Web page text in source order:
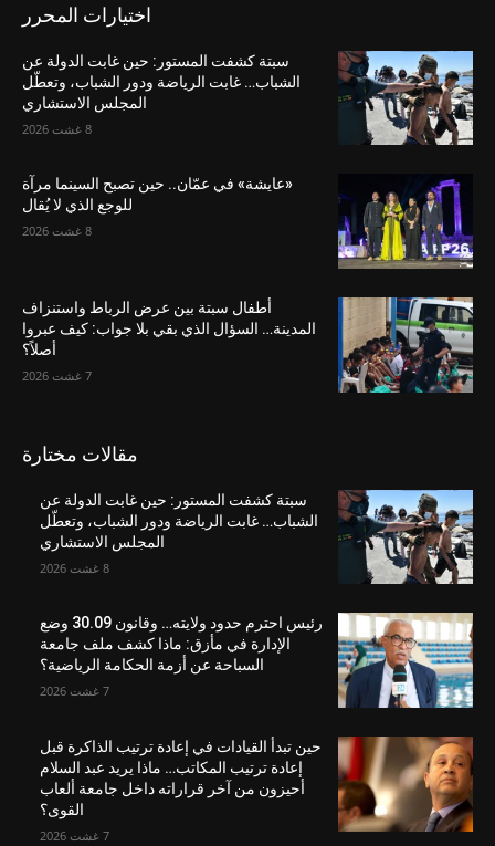
اختيارات المحرر
سبتة كشفت المستور: حين غابت الدولة عن
الشباب… غابت الرياضة ودور الشباب، وتعطّل
المجلس الاستشاري
8 غشت 2026
«عايشة» في عمّان.. حين تصبح السينما مرآة
للوجع الذي لا يُقال
8 غشت 2026
أطفال سبتة بين عرض الرباط واستنزاف
المدينة… السؤال الذي بقي بلا جواب: كيف عبروا
أصلاً؟
7 غشت 2026
مقالات مختارة
سبتة كشفت المستور: حين غابت الدولة عن
الشباب… غابت الرياضة ودور الشباب، وتعطّل
المجلس الاستشاري
8 غشت 2026
رئيس احترم حدود ولايته… وقانون 30.09 وضع
الإدارة في مأزق: ماذا كشف ملف جامعة
السباحة عن أزمة الحكامة الرياضية؟
7 غشت 2026
حين تبدأ القيادات في إعادة ترتيب الذاكرة قبل
إعادة ترتيب المكاتب… ماذا يريد عبد السلام
أحيزون من آخر قراراته داخل جامعة ألعاب
القوى؟
7 غشت 2026